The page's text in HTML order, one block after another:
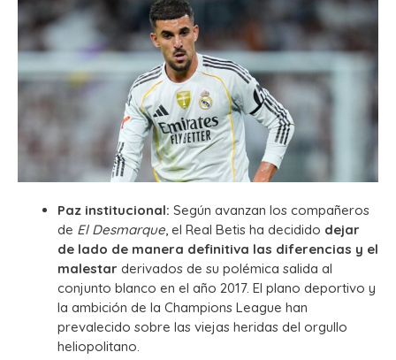
Paz institucional: Según avanzan los compañeros
de El Desmarque , el Real Betis ha decidido dejar
de lado de manera definitiva las diferencias y el
malestar derivados de su polémica salida al
conjunto blanco en el año 2017. El plano deportivo y
la ambición de la Champions League han
prevalecido sobre las viejas heridas del orgullo
heliopolitano.